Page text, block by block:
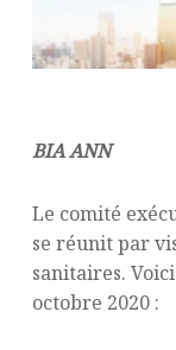
BIA ANN
Le comité
se réunit par
sanitaires.
octobre 2020 :